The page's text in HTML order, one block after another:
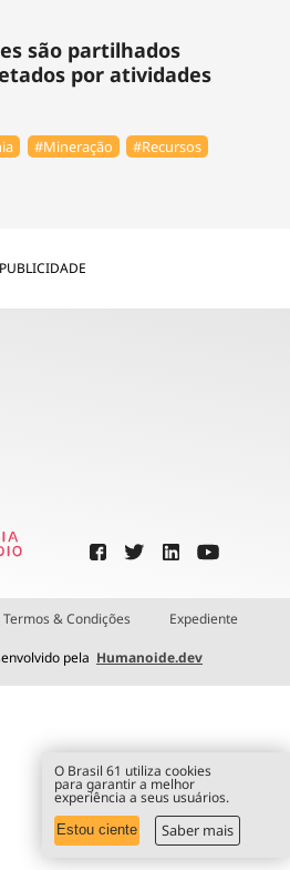
são partilhados
por atividades
#Mineração #Recursos
PUBLICIDADE
Termos & Condições Expediente
pela Humanoide.dev
O Brasil 61 utiliza cookies
para garantir a melhor
experiência a seus usuários.
Estou ciente Saber mais